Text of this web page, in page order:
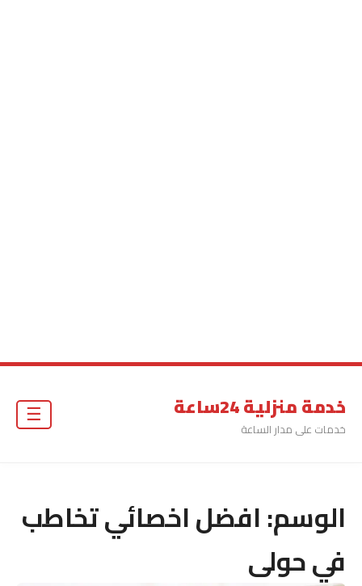
خدمة منزلية 24ساعة
خدمات على مدار الساعة
☰
الوسم:افضل اخصائي تخاطب
في حولى